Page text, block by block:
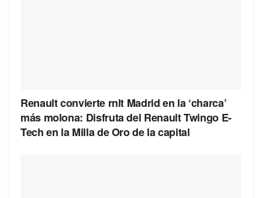
Renault convierte rnlt Madrid en la ‘charca’
más molona: Disfruta del Renault Twingo E-
Tech en la Milla de Oro de la capital